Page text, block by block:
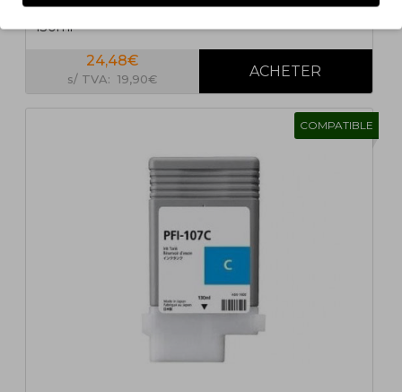
Cartouche Compatible Canon PFI-107 Y Jaune
130ml
24,48€
s/ TVA: 19,90€
COMPATIBLE